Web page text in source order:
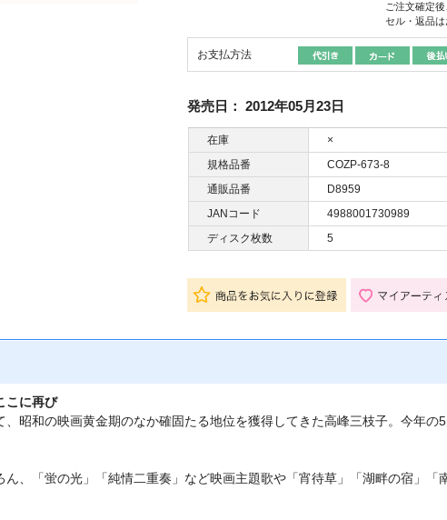
ご注文確定
セル・返品は
お支払方法
発売日： 2012年05月23日
在庫
×
規格品番
COZP-673-8
通販品番
D8959
JANコード
4988001730989
ディスク枚数
5
こに再び
、昭和の映画黄金期のなか確固たる地位を獲得してきた高峰三枝子。今年の
ん、「蛍の光」「純情二重奏」など映画主題歌や「宵待草」「湖畔の宿」「